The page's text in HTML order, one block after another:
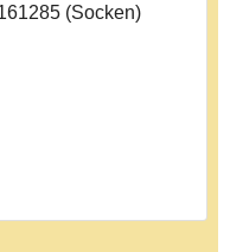
(Socken)